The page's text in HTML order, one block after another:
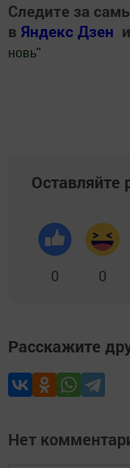
Следите за
в Яндекс Дзен и
новь"
Оставляйте
0 0
Расскажите
Нет